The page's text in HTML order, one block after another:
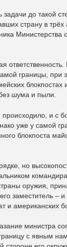
до такой
страну в трёх
границы, при
блокпостах
шума и пыли.
и с
уже у самой
блокпоста
но
оружия,
заместитель –
и американских
министра
с явным